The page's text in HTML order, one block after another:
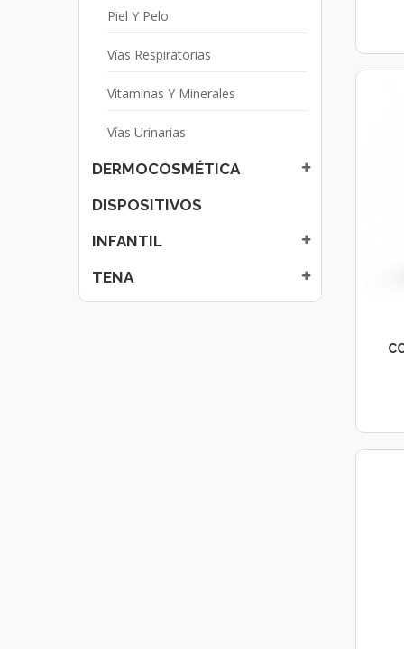
Piel Y Pelo
Vías Respiratorias
Vitaminas Y Minerales
Vías Urinarias
DERMOCOSMÉTICA
DISPOSITIVOS
INFANTIL
TENA